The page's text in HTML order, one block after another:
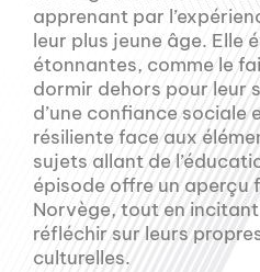
apprenant par
leur plus jeune âge. Elle
étonnantes, comme le
dormir dehors pour leur
d’une confiance sociale
résiliente face aux
sujets allant de
épisode offre un aperçu
Norvège, tout en
réfléchir sur leurs
culturelles.